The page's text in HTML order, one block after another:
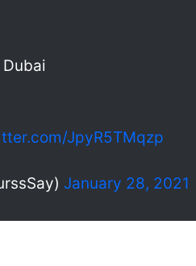
JpyR5TMqzp
January 28, 2021